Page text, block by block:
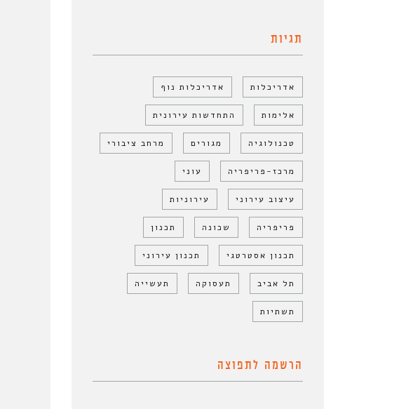
תגיות
אדריכלות אדריכלות נוף
אלימות התחדשות עירונית
טכנולוגיה מגורים מרחב ציבורי
מרכז-פריפריה עוני
עיצוב עירוני עירוניות
פריפריה שכונה תכנון
תכנון אסטרטגי תכנון עירוני
תל אביב תעסוקה תעשייה
תשתיות
הרשמה לתפוצה